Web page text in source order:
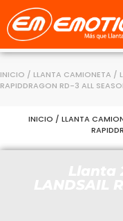
INICIO / LLANTA CAMIONETA /
RAPIDDRAGON RD-3 ALL
INICIO / LLANTA